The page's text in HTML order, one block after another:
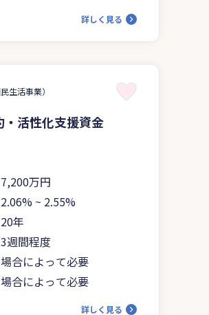
詳しく見る
生活事業）
活性化支援資金
7,200万円
2.06% ~ 2.55%
20年
3週間程度
場合によって必要
場合によって必要
詳しく見る